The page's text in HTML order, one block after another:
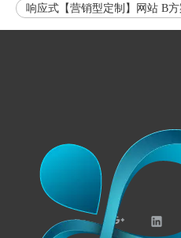
响应式【营销型定制】网站 B方